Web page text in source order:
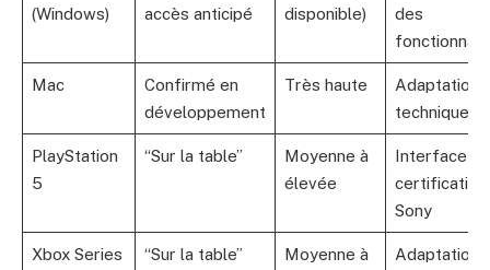
(Windows)
accès anticipé
disponible)
des
Mac
Confirmé en
développement
Très haute
Adaptation
technique
PlayStation
5
“Sur la table”
Moyenne à
élevée
Interface et
certification
Sony
Xbox Series
“Sur la table”
Moyenne à
Adaptation